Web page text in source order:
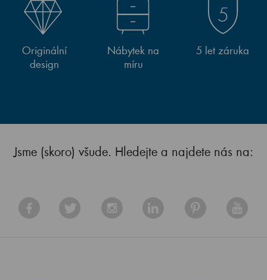
Originální
design
Nábytek na
míru
5 let záruka
Jsme (skoro) všude. Hledejte a najdete nás na: